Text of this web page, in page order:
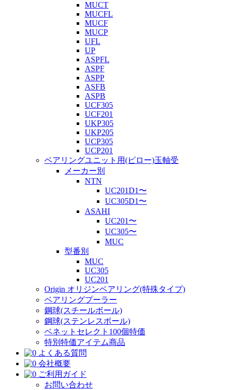
MUCT
MUCFL
MUCF
MUCP
UFL
UP
ASPFL
ASPF
ASPP
ASFB
ASPB
UCF305
UCF201
UKP305
UKP205
UCP305
UCP201
ベアリングユニット用(ピロー)玉軸受
メーカー別
NTN
UC201D1〜
UC305D1〜
ASAHI
UC201〜
UC305〜
MUC
型番別
MUC
UC305
UC201
Origin オリジンベアリング(特殊タイプ)
ベアリングプーラー
鋼球(スチールボール)
鋼球(ステンレスボール)
ベネットセレクト100個特価
特別特価アイテム商品
よくある質問
会社概要
ご利用ガイド
お問い合わせ